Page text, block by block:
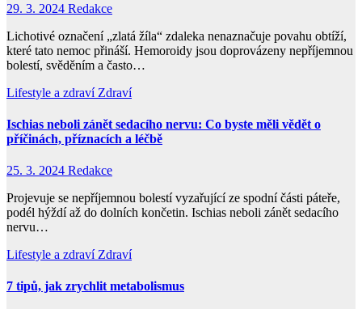
29. 3. 2024 Redakce
Lichotivé označení „zlatá žíla“ zdaleka nenaznačuje povahu obtíží,
které tato nemoc přináší. Hemoroidy jsou doprovázeny nepříjemnou
bolestí, svěděním a často…
Lifestyle a zdraví Zdraví
Ischias neboli zánět sedacího nervu: Co byste měli vědět o
příčinách, příznacích a léčbě
25. 3. 2024 Redakce
Projevuje se nepříjemnou bolestí vyzařující ze spodní části páteře,
podél hýždí až do dolních končetin. Ischias neboli zánět sedacího
nervu…
Lifestyle a zdraví Zdraví
7 tipů, jak zrychlit metabolismus